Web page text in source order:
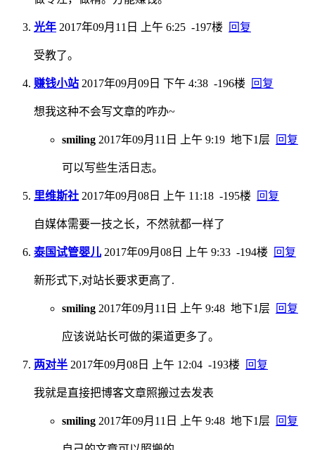
光年 2017年09月11日 上午 6:25 -197楼 回复
受教了。
赚钱小站 2017年09月09日 下午 4:38 -196楼 回复
想我这种不会写文章的咋办~
smiling 2017年09月11日 上午 9:19 地下1层 回复
可以写些生活日志。
里维斯社 2017年09月08日 上午 11:18 -195楼 回复
自媒体需要一技之长，不然就都一样了
泰国试管婴儿 2017年09月08日 上午 9:33 -194楼 回复
新形式下,对站长要求更高了.
smiling 2017年09月11日 上午 9:48 地下1层 回复
应该说站长可做的渠道更多了。
两对半 2017年09月08日 上午 12:04 -193楼 回复
我就是直接把博客文章照搬过去发表
smiling 2017年09月11日 上午 9:48 地下1层 回复